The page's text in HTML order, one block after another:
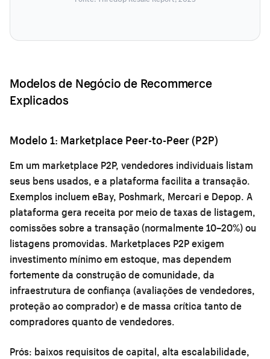
Modelos de Negócio de Recommerce
Explicados
Modelo 1: Marketplace Peer-to-Peer (P2P)
Em um marketplace P2P, vendedores individuais listam
seus bens usados, e a plataforma facilita a transação.
Exemplos incluem eBay, Poshmark, Mercari e Depop. A
plataforma gera receita por meio de taxas de listagem,
comissões sobre a transação (normalmente 10–20%) ou
listagens promovidas. Marketplaces P2P exigem
investimento mínimo em estoque, mas dependem
fortemente da construção de comunidade, da
infraestrutura de confiança (avaliações de vendedores,
proteção ao comprador) e de massa crítica tanto de
compradores quanto de vendedores.
Prós: baixos requisitos de capital, alta escalabilidade,